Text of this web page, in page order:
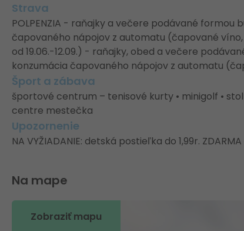
Strava
POLPENZIA - raňajky a večere podávané
čapovaného nápojov z automatu (čapované víno,
od 19.06.-12.09.) - raňajky, obed a večere
konzumácia čapovaného nápojov z automatu
Šport a zábava
športové centrum – tenisové kurty • minigolf •
centre mestečka
Upozornenie
NA VYŽIADANIE: detská postieľka do 1,99r.
Na mape
Zobraziť mapu